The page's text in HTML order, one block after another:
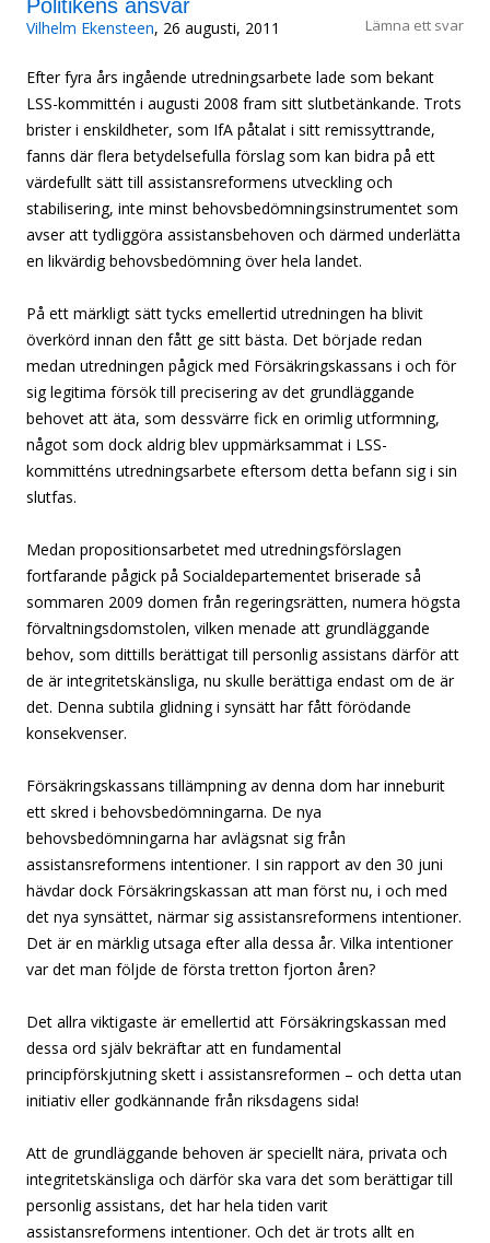
Politikens ansvar
Vilhelm Ekensteen, 26 augusti, 2011 Lämna ett svar
Efter fyra års ingående utredningsarbete lade som bekant
LSS-kommittén i augusti 2008 fram sitt slutbetänkande. Trots
brister i enskildheter, som IfA påtalat i sitt remissyttrande,
fanns där flera betydelsefulla förslag som kan bidra på ett
värdefullt sätt till assistansreformens utveckling och
stabilisering, inte minst behovsbedömningsinstrumentet som
avser att tydliggöra assistansbehoven och därmed underlätta
en likvärdig behovsbedömning över hela landet.
På ett märkligt sätt tycks emellertid utredningen ha blivit
överkörd innan den fått ge sitt bästa. Det började redan
medan utredningen pågick med Försäkringskassans i och för
sig legitima försök till precisering av det grundläggande
behovet att äta, som dessvärre fick en orimlig utformning,
något som dock aldrig blev uppmärksammat i LSS-
kommitténs utredningsarbete eftersom detta befann sig i sin
slutfas.
Medan propositionsarbetet med utredningsförslagen
fortfarande pågick på Socialdepartementet briserade så
sommaren 2009 domen från regeringsrätten, numera högsta
förvaltningsdomstolen, vilken menade att grundläggande
behov, som dittills berättigat till personlig assistans därför att
de är integritetskänsliga, nu skulle berättiga endast om de är
det. Denna subtila glidning i synsätt har fått förödande
konsekvenser.
Försäkringskassans tillämpning av denna dom har inneburit
ett skred i behovsbedömningarna. De nya
behovsbedömningarna har avlägsnat sig från
assistansreformens intentioner. I sin rapport av den 30 juni
hävdar dock Försäkringskassan att man först nu, i och med
det nya synsättet, närmar sig assistansreformens intentioner.
Det är en märklig utsaga efter alla dessa år. Vilka intentioner
var det man följde de första tretton fjorton åren?
Det allra viktigaste är emellertid att Försäkringskassan med
dessa ord själv bekräftar att en fundamental
principförskjutning skett i assistansreformen – och detta utan
initiativ eller godkännande från riksdagens sida!
Att de grundläggande behoven är speciellt nära, privata och
integritetskänsliga och därför ska vara det som berättigar till
personlig assistans, det har hela tiden varit
assistansreformens intentioner. Och det är trots allt en